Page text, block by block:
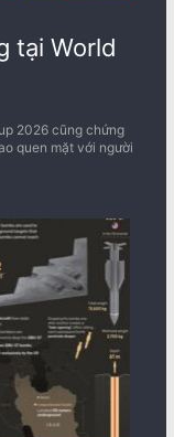
tại World
2026 cũng chứng
quen mặt với người